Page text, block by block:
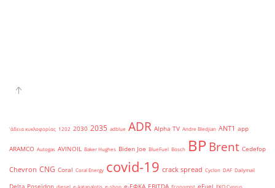
'άδεια κυκλοφορίας 1202 2030 2035 adblue ADR Alpha TV Andre Bledjian ANT1 app
ARAMCO Autogas AVINOIL Baker Hughes Biden Joe BlueFuel Bosch BPBrent Cedefop
Chevron CNG Coral Coral Energy covid-19 crack spread Cyclon DAF Dailymail
diesel e-katanalotis e-shop Economist EKO Cyprus